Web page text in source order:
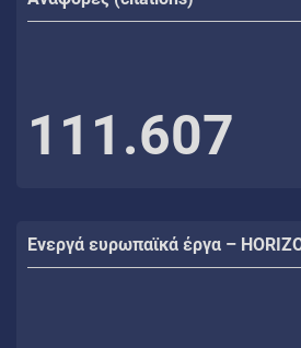
111.607
Ενεργά ευρωπαϊκά έργα –